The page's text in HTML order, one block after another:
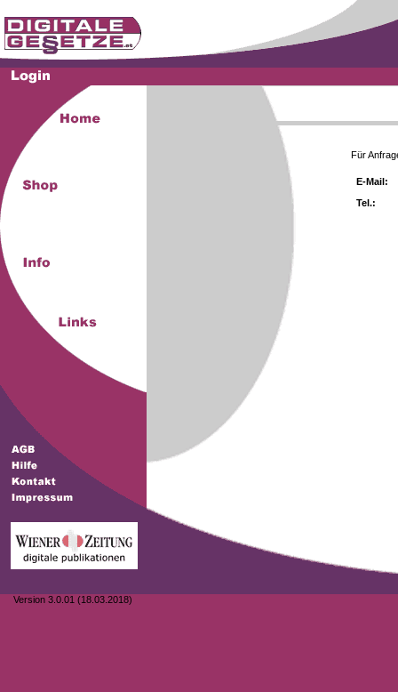
Version 3.0.01 (18.03.2018)
Für
E-Mail:
Tel.: